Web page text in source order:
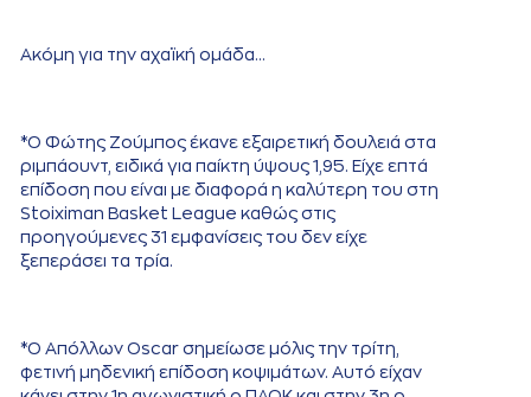
Ακόμη για την αχαϊκή ομάδα…
*Ο Φώτης Ζούμπος έκανε εξαιρετική δουλειά στα
ριμπάουντ, ειδικά για παίκτη ύψους 1,95. Είχε επτά
επίδοση που είναι με διαφορά η καλύτερη του στη
Stoiximan Basket League καθώς στις
προηγούμενες 31 εμφανίσεις του δεν είχε
ξεπεράσει τα τρία.
*Ο Απόλλων Oscar σημείωσε μόλις την τρίτη,
φετινή μηδενική επίδοση κοψιμάτων. Αυτό είχαν